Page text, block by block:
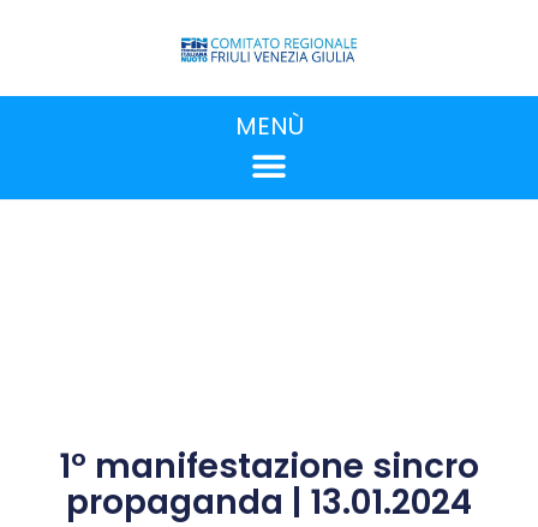
MENÙ
1° manifestazione sincro
propaganda | 13.01.2024